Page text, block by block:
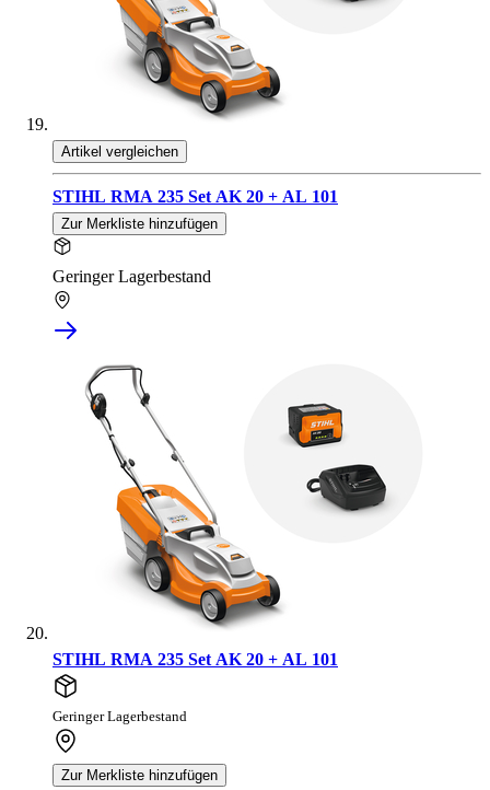
Artikel vergleichen
STIHL RMA 235 Set AK 20 + AL 101
Zur Merkliste hinzufügen
Geringer Lagerbestand
STIHL RMA 235 Set AK 20 + AL 101
Geringer Lagerbestand
Zur Merkliste hinzufügen